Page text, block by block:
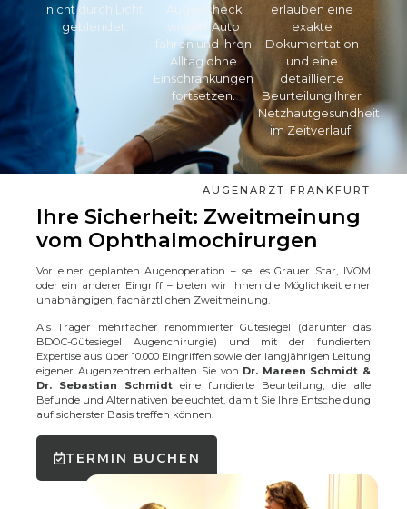
nicht durch Licht
geblendet.
Augencheck
wieder Auto
fahren und Ihren
Alltag ohne
Einschränkungen
fortsetzen.
erlauben eine
exakte
Dokumentation
und eine
detaillierte
Beurteilung Ihrer
Netzhautgesundheit
im Zeitverlauf.
AUGENARZT FRANKFURT
Ihre Sicherheit: Zweitmeinung
vom Ophthalmochirurgen
Vor einer geplanten Augenoperation – sei es Grauer Star, IVOM
oder ein anderer Eingriff – bieten wir Ihnen die Möglichkeit einer
unabhängigen, fachärztlichen Zweitmeinung.
Als Träger mehrfacher renommierter Gütesiegel (darunter das
BDOC-Gütesiegel Augenchirurgie) und mit der fundierten
Expertise aus über 10.000 Eingriffen sowie der langjährigen Leitung
eigener Augenzentren erhalten Sie von Dr. Mareen Schmidt &
Dr. Sebastian Schmidt eine fundierte Beurteilung, die alle
Befunde und Alternativen beleuchtet, damit Sie Ihre Entscheidung
auf sicherster Basis treffen können.
TERMIN BUCHEN